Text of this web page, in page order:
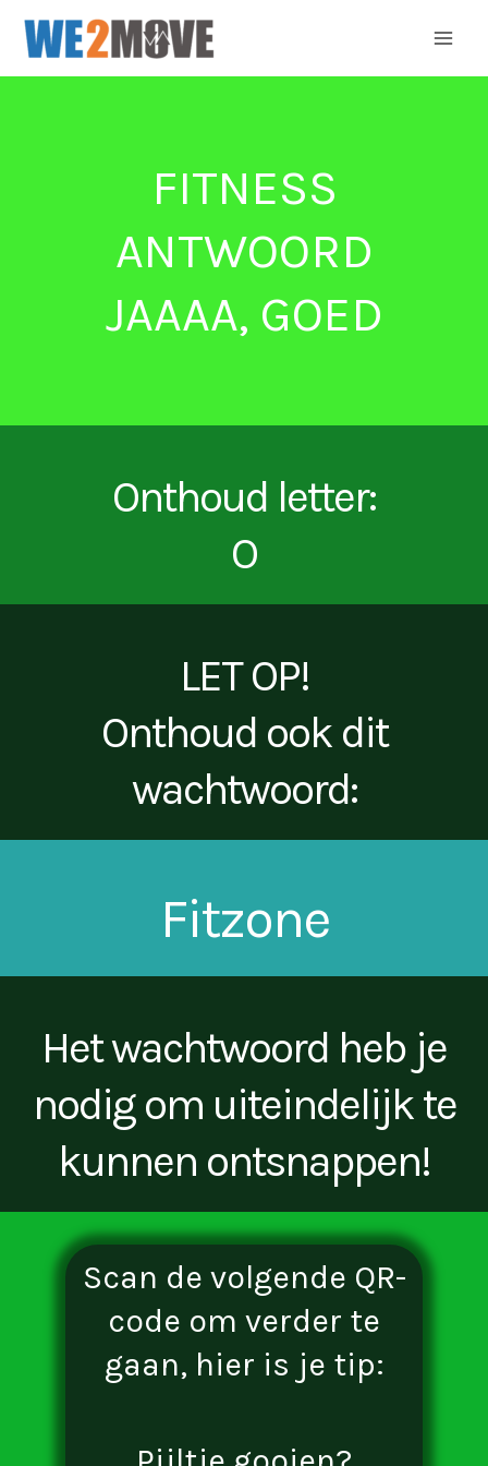
naar
de
FITNESS
ANTWOORD
JAAAA, GOED
Onthoud letter:
O
LET OP!
Onthoud ook dit
wachtwoord:
Fitzone
Het wachtwoord heb je
nodig om uiteindelijk te
kunnen ontsnappen!
Scan de volgende QR-
code om verder te
gaan, hier is je tip: